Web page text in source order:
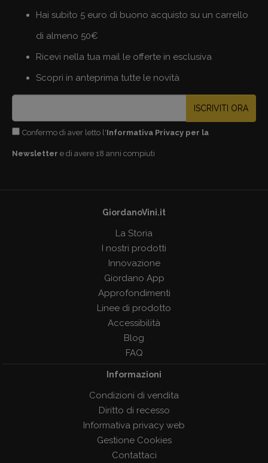
Hai subito 5 euro di buono acquisto su un carrello
di almeno 50€
Ricevi nella tua mail le offerte in esclusiva
Scopri in anteprima tutte le novità
ISCRIVITI ORA
Confermo di aver letto l'Informativa Privacy per la
Newsletter e di avere 18 anni compiuti
GiordanoVini.it
La Storia
I nostri prodotti
Innovazione
Giordano App
Approfondimenti
Linee di prodotto
Accessibilità
Blog
FAQ
Informazioni
Condizioni di vendita
Diritto di recesso
Informativa privacy web
Gestione Cookies
Contattaci